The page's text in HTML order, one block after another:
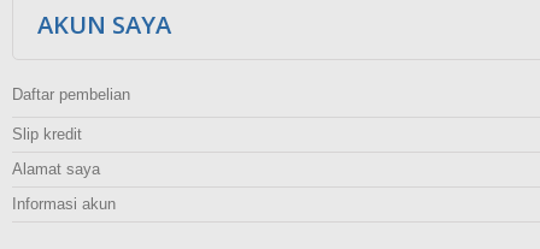
AKUN SAYA
Daftar pembelian
Slip kredit
Alamat saya
Informasi akun